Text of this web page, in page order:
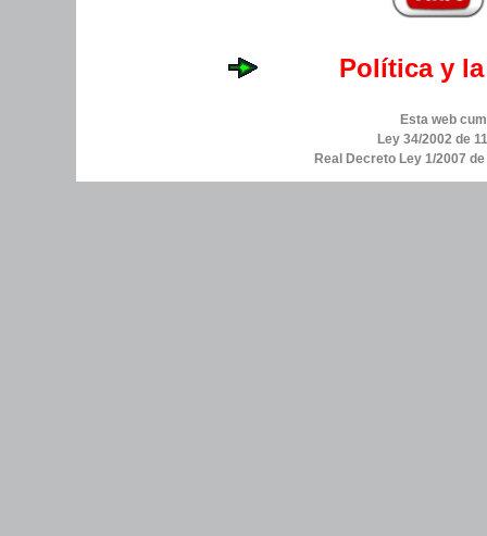
Política y
Esta web
Ley 34/2002 de
Real Decreto Ley 1/2007